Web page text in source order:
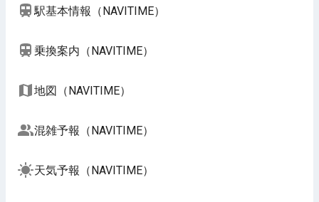
駅基本情報（NAVITIME）
乗換案内（NAVITIME）
地図（NAVITIME）
混雑予報（NAVITIME）
天気予報（NAVITIME）